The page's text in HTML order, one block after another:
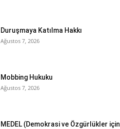
Duruşmaya Katılma Hakkı
Ağustos 7, 2026
Mobbing Hukuku
Ağustos 7, 2026
MEDEL (Demokrasi ve Özgürlükler için